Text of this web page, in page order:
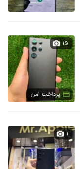
۱۵
پرداخت امن
۱